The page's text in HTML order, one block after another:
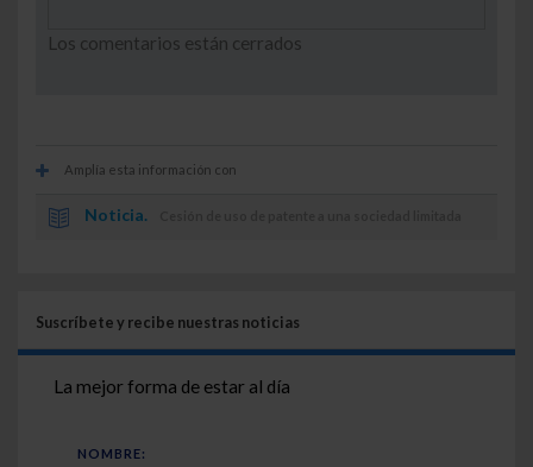
Los comentarios están cerrados
Amplía esta información con
Noticia.
Suscríbete y recibe nuestras noticias
La mejor forma de estar al día
NOMBRE: